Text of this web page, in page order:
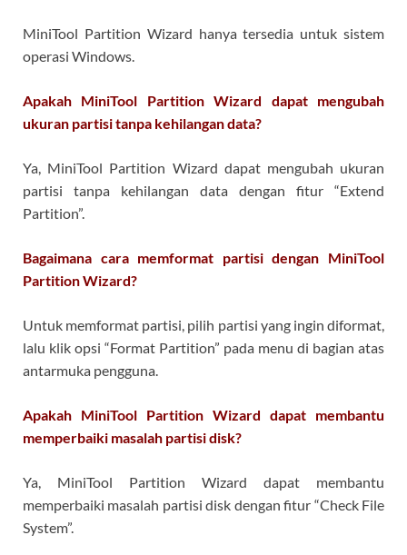
MiniTool Partition Wizard hanya tersedia untuk sistem
operasi Windows.
Apakah MiniTool Partition Wizard dapat mengubah
ukuran partisi tanpa kehilangan data?
Ya, MiniTool Partition Wizard dapat mengubah ukuran
partisi tanpa kehilangan data dengan fitur “Extend
Partition”.
Bagaimana cara memformat partisi dengan MiniTool
Partition Wizard?
Untuk memformat partisi, pilih partisi yang ingin diformat,
lalu klik opsi “Format Partition” pada menu di bagian atas
antarmuka pengguna.
Apakah MiniTool Partition Wizard dapat membantu
memperbaiki masalah partisi disk?
Ya, MiniTool Partition Wizard dapat membantu
memperbaiki masalah partisi disk dengan fitur “Check File
System”.